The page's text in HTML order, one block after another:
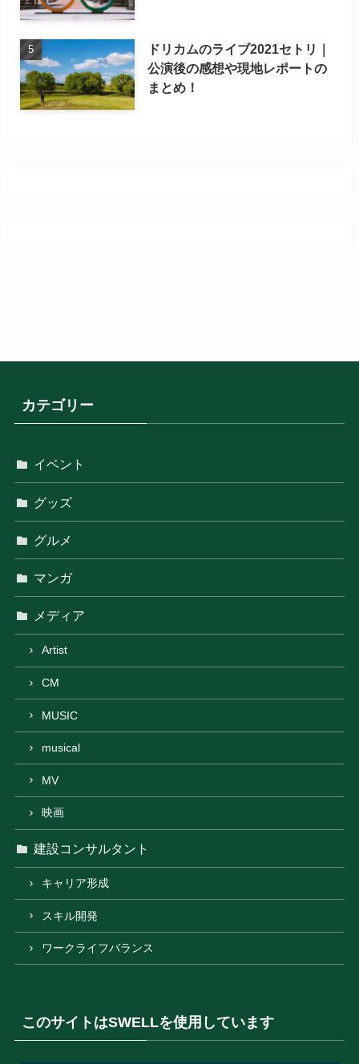
ドリカムのライブ2021セトリ｜
公演後の感想や現地レポートの
まとめ！
カテゴリー
イベント
グッズ
グルメ
マンガ
メディア
Artist
CM
MUSIC
musical
MV
映画
建設コンサルタント
キャリア形成
スキル開発
ワークライフバランス
このサイトはSWELLを使用しています